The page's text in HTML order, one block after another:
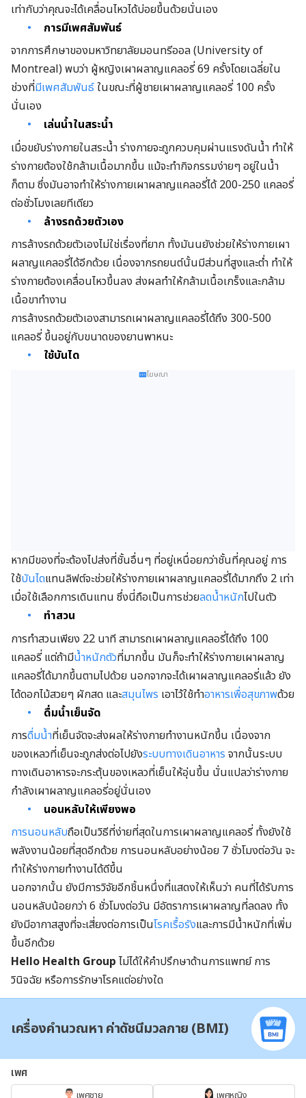
เท่ากับว่าคุณจะได้เคลื่อนไหวได้บ่อยขึ้นด้วยนั่นเอง
การมีเพศสัมพันธ์
จากการศึกษาของมหาวิทยาลัยมอนทรีออล (University of
Montreal) พบว่า ผู้หญิงเผาผลาญแคลอรี่ 69 ครั้งโดยเฉลี่ยใน
ช่วงที่มีเพศสัมพันธ์ในขณะที่ผู้ชายเผาผลาญแคลอรี่ 100 ครั้ง
นั่นเอง
เล่นน้ำในสระน้ำ
เมื่อขยับร่างกายในสระน้ำ ร่างกายจะถูกควบคุมผ่านแรงดันน้ำ ทำให้
ร่างกายต้องใช้กล้ามเนื้อมากขึ้น แม้จะทำกิจกรรมง่ายๆ อยู่ในน้ำ
ก็ตาม ซึ่งมันอาจทำให้ร่างกายเผาผลาญแคลอรี่ได้ 200-250 แคลอรี่
ต่อชั่วโมงเลยทีเดียว
ล้างรถด้วยตัวเอง
การล้างรถด้วยตัวเองไม่ใช่เรื่องที่ยาก ทั้งมันนยังช่วยให้ร่างกายเผา
ผลาญแคลอรี่ได้อีกด้วย เนื่องจากรถยนต์นั้นมีส่วนที่สูงและต่ำ ทำให้
ร่างกายต้องเคลื่อนไหวขึ้นลง ส่งผลทำให้กล้ามเนื้อเกร็งและกล้าม
เนื้อขาทำงาน
การล้างรถด้วยตัวเองสามารถเผาผลาญแคลอรี่ได้ถึง 300-500
แคลอรี่ ขึ้นอยู่กับขนาดของยานพาหนะ
ใช้บันได
โฆษณา
หากมีของที่จะต้องไปส่งที่ชั้นอื่นๆ ที่อยู่เหนื่อยกว่าชั้นที่คุณอยู่ การ
ใช้บันไดแทนลิฟต์จะช่วยให้ร่างกายเผาผลาญแคลอรี่ได้มากถึง 2 เท่า
เมื่อใช้เลือกการเดินแทน ซึ่งนี่ถือเป็นการช่วยลดน้ำหนักไปในตัว
ทำสวน
การทำสวนเพียง 22 นาที สามารถเผาผลาญแคลอรี่ได้ถึง 100
แคลอรี่ แต่ถ้ามีน้ำหนักตัวที่มากขึ้น มันก็จะทำให้ร่างกายเผาผลาญ
แคลอรี่ได้มากขึ้นตามไปด้วย นอกจากจะได้เผาผลาญแคลอรี่แล้ว ยัง
ได้ดอกไม้สวยๆ ผักสด และสมุนไพร เอาไว้ใช้ทำอาหารเพื่อสุขภาพด้วย
ดื่มน้ำเย็นจัด
การดื่มน้ำที่เย็นจัดจะส่งผลให้ร่างกายทำงานหนักขึ้น เนื่องจาก
ของเหลวที่เย็นจะถูกส่งต่อไปยังระบบทางเดินอาหาร จากนั้นระบบ
ทางเดินอาหารจะกระตุ้นของเหลวที่เย็นให้อุ่นขึ้น นั่นแปลว่าร่างกาย
กำลังเผาผลาญแคลอรี่อยู่นั่นเอง
นอนหลับให้เพียงพอ
การนอนหลับถือเป็นวิธีที่ง่ายที่สุดในการเผาผลาญแคลอรี่ ทั้งยังใช้
พลังงานน้อยที่สุดอีกด้วย การนอนหลับอย่างน้อย 7 ชั่วโมงต่อวัน จะ
ทำให้ร่างกายทำงานได้ดีขึ้น
นอกจากนั้น ยังมีการวิจัยอีกชิ้นหนึ่งที่แสดงให้เห็นว่า คนที่ได้รับการ
นอนหลับน้อยกว่า 6 ชั่วโมงต่อวัน มีอัตราการเผาผลาญที่ลดลง ทั้ง
ยังมีอากาสสูงที่จะเสี่ยงต่อการเป็นโรคเรื้อรังและการมีน้ำหนักที่เพิ่ม
ขึ้นอีกด้วย
Hello Health Group ไม่ได้ให้คำปรึกษาด้านการแพทย์ การ
วินิจฉัย หรือการรักษาโรคแต่อย่างใด
เครื่องคำนวณหา ค่าดัชนีมวลกาย (BMI)
เพศ